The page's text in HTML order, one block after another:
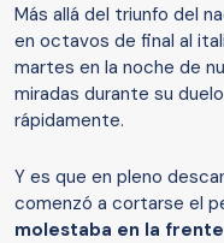
Más allá del triunfo del
en octavos de final al
martes en la noche de
miradas durante su
rápidamente.
Y es que en pleno
comenzó a cortarse el
molestaba en la